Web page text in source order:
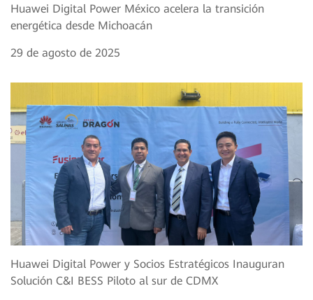
Huawei Digital Power México acelera la transición
energética desde Michoacán
29 de agosto de 2025
Huawei Digital Power y Socios Estratégicos Inauguran
Solución C&I BESS Piloto al sur de CDMX